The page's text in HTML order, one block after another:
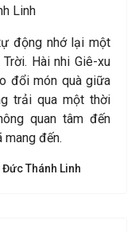
Linh
động nhớ lại một
Hài nhi Giê-xu
đổi món quà giữa
trải qua một thời
quan tâm đến
mang đến.
Thánh Linh